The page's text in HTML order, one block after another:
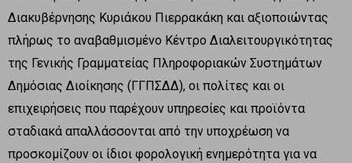
Διακυβέρνησης Κυριάκου Πιερρακάκη και αξιοποιώντας
πλήρως το αναβαθμισμένο Κέντρο Διαλειτουργικότητας
της Γενικής Γραμματείας Πληροφοριακών Συστημάτων
Δημόσιας Διοίκησης (ΓΓΠΣΔΔ), οι πολίτες και οι
επιχειρήσεις που παρέχουν υπηρεσίες και προϊόντα
σταδιακά απαλλάσσονται από την υποχρέωση να
προσκομίζουν οι ίδιοι φορολογική ενημερότητα για να